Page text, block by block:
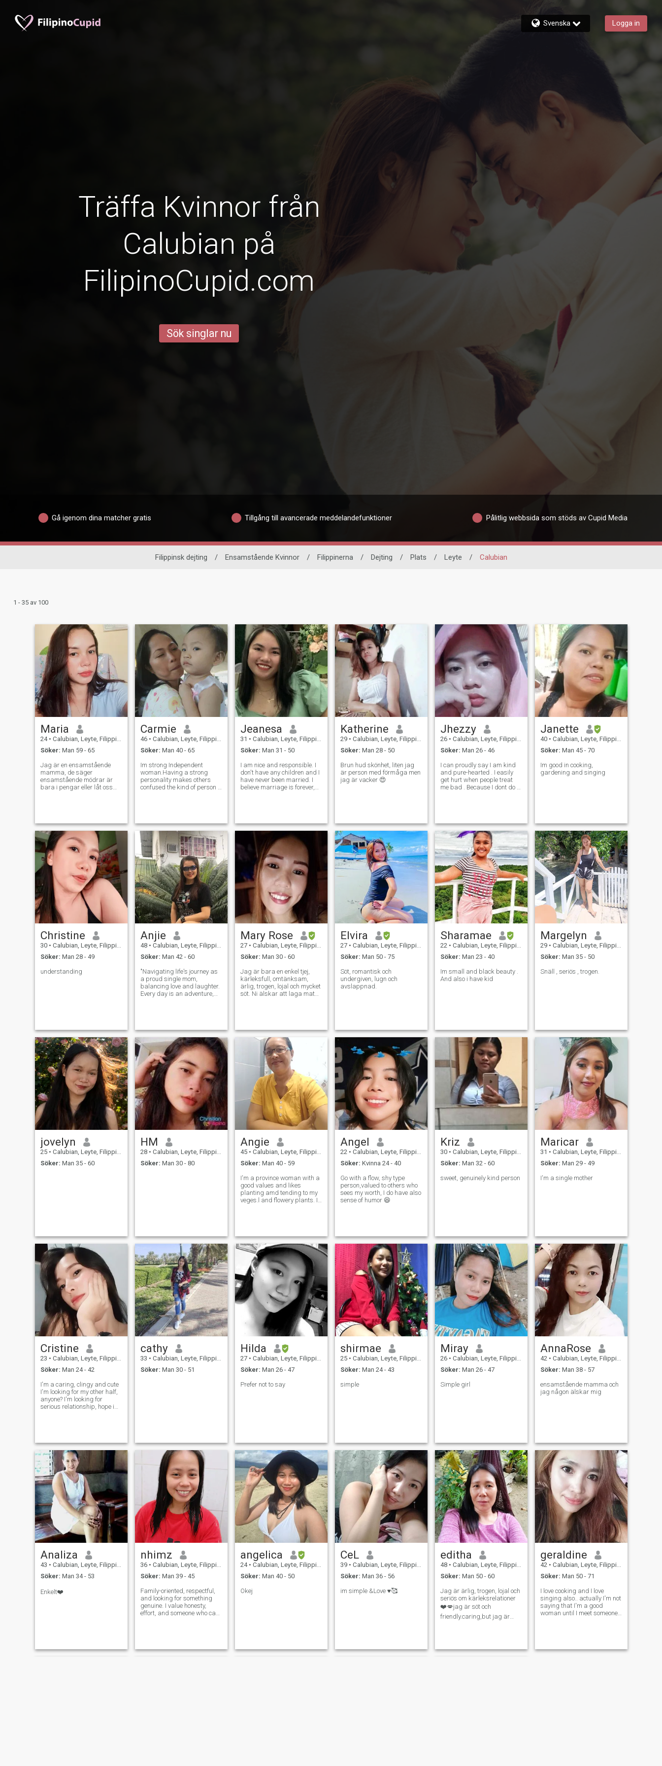
Svenska Logga in
Träffa Kvinnor från
Calubian på
FilipinoCupid.com
Sök singlar nu
Gå igenom dina matcher gratis Tillgång till avancerade meddelandefunktioner Pålitlig webbsida som stöds av Cupid Media
Filippinsk dejting / Ensamstående Kvinnor / Filippinerna / Dejting / Plats / Leyte / Calubian
1 - 35 av 100
Maria
24 • Calubian, Leyte, Filippinerna
Söker: Man 59 - 65
Jag är en ensamstående
mamma, de säger
ensamstående mödrar är
bara i pengar eller låt oss
gjorde kanske misstag
under mina senaste år men
det definierar inte vem jag är
nu. Så mycket som jag vill ha
ett jobb eller arbete, kan jag
inte för att jag tänker på
mina barn. Jag älskar min
familj kanske i Guds
perfekta tid.
Carmie
46 • Calubian, Leyte, Filippinerna
Söker: Man 40 - 65
Im strong Independent
woman.Having a strong
personality makes others
confused the kind of person I
can Trust. A one Man
woman. Who keeps believing
i
Jeanesa
31 • Calubian, Leyte, Filippinerna
Söker: Man 31 - 50
I am nice and responsible. I
don't have any children and I
have never been married. I
believe marriage is forever,
communication is very
important i
Katherine
29 • Calubian, Leyte, Filippinerna
Söker: Man 28 - 50
Brun hud skönhet, liten jag
är person med förmåga men
jag är vacker 😍
Jhezzy
26 • Calubian, Leyte, Filippinerna
Söker: Man 26 - 46
I can proudly say I am kind
and pure-hearted . I easily
get hurt when people treat
me bad . Because I dont do to
Janette
40 • Calubian, Leyte, Filippinerna
Söker: Man 45 - 70
Im good in cooking,
gardening and singing
Christine
30 • Calubian, Leyte, Filippinerna
Söker: Man 28 - 49
understanding
Anjie
48 • Calubian, Leyte, Filippinerna
Söker: Man 42 - 60
"Navigating life's journey as
a proud single mom,
balancing love and laughter.
Every day is an adventure,
Mary Rose
27 • Calubian, Leyte, Filippinerna
Söker: Man 30 - 60
Jag är bara en enkel tjej,
kärleksfull, omtänksam,
ärlig, trogen, lojal och mycket
söt. Ni älskar att laga mat
Elvira
27 • Calubian, Leyte, Filippinerna
Söker: Man 50 - 75
Söt, romantisk och
undergiven, lugn och
avslappnad.
Sharamae
22 • Calubian, Leyte, Filippinerna
Söker: Man 23 - 40
Im small and black beauty .
And also i have kid
Margelyn
29 • Calubian, Leyte, Filippinerna
Söker: Man 35 - 50
Snäll , seriös , trogen.
jovelyn
25 • Calubian, Leyte, Filippinerna
Söker: Man 35 - 60
HM
28 • Calubian, Leyte, Filippinerna
Söker: Man 30 - 80
Angie
45 • Calubian, Leyte, Filippinerna
Söker: Man 40 - 59
I'm a province woman with a
good values and likes
planting amd tending to my
veges.l and flowery plants. I
Angel
22 • Calubian, Leyte, Filippinerna
Söker: Kvinna 24 - 40
Go with a flow, shy type
person,valued to others who
sees my worth, I do have also
sense of humor 😆
Kriz
30 • Calubian, Leyte, Filippinerna
Söker: Man 32 - 60
sweet, genuinely kind person
Maricar
31 • Calubian, Leyte, Filippinerna
Söker: Man 29 - 49
I'm a single mother
Cristine
23 • Calubian, Leyte, Filippinerna
Söker: Man 24 - 42
I'm a caring, clingy and cute
I'm looking for my other half,
anyone? I'm looking for
serious relationship, hope i
cathy
33 • Calubian, Leyte, Filippinerna
Söker: Man 30 - 51
Hilda
27 • Calubian, Leyte, Filippinerna
Söker: Man 26 - 47
Prefer not to say
shirmae
25 • Calubian, Leyte, Filippinerna
Söker: Man 24 - 43
simple
Miray
26 • Calubian, Leyte, Filippinerna
Söker: Man 26 - 47
Simple girl
AnnaRose
42 • Calubian, Leyte, Filippinerna
Söker: Man 38 - 57
ensamstående mamma och
jag någon älskar mig
Analiza
43 • Calubian, Leyte, Filippinerna
Söker: Man 34 - 53
Enkelt❤️
nhimz
36 • Calubian, Leyte, Filippinerna
Söker: Man 39 - 45
Family-oriented, respectful,
and looking for something
genuine. I value honesty,
effort, and someone who can
angelica
24 • Calubian, Leyte, Filippinerna
Söker: Man 40 - 50
Okej
CeL
39 • Calubian, Leyte, Filippinerna
Söker: Man 36 - 56
im simple &Love ♥️🥰
editha
48 • Calubian, Leyte, Filippinerna
Söker: Man 50 - 60
Jag är ärlig, trogen, lojal och
seriös om kärleksrelationer
❤️💋jag är söt och
friendly.caring,but jag är
geraldine
42 • Calubian, Leyte, Filippinerna
Söker: Man 50 - 71
I love cooking and I love
singing also.. actually I'm not
saying that I'm a good
woman until I meet someone
looking a person who